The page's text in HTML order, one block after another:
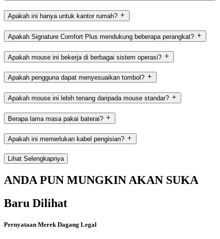
Apakah ini hanya untuk kantor rumah?
Apakah Signature Comfort Plus mendukung beberapa perangkat?
Apakah mouse ini bekerja di berbagai sistem operasi?
Apakah pengguna dapat menyesuaikan tombol?
Apakah mouse ini lebih tenang daripada mouse standar?
Berapa lama masa pakai baterai?
Apakah ini memerlukan kabel pengisian?
Lihat Selengkapnya
ANDA PUN MUNGKIN AKAN SUKA
Baru Dilihat
Pernyataan Merek Dagang Legal